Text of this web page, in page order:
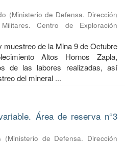
(Ministerio de Defensa. Dirección
Centro de Exploración
de la Mina 9 de Octubre
Altos Hornos Zapla,
de las labores realizadas, así
del mineral ...
Área de reserva n°3
(Ministerio de Defensa. Dirección